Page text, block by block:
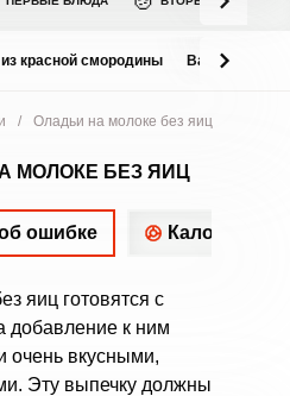
красной смородины Варенье из
/ Оладьи на молоке без яиц
МОЛОКЕ БЕЗ ЯИЦ
ошибке
яиц готовятся с
добавление к ним
очень вкусными,
Эту выпечку должны